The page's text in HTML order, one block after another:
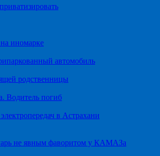
иномарке
автомобиль
родственницы
Водитель погиб
в Астрахани
не явным фаворитом у КАМАЗа